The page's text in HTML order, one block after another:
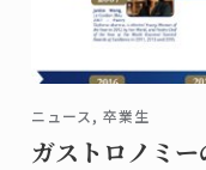
ニュース, 卒業生
ガストロノミ